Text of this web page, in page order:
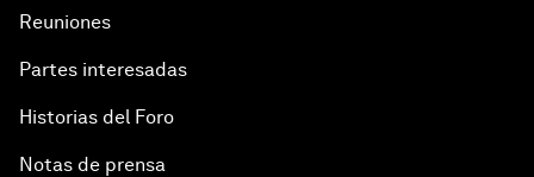
Reuniones
Partes interesadas
Historias del Foro
Notas de prensa